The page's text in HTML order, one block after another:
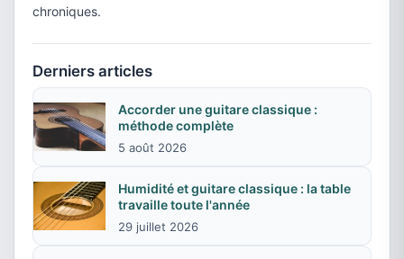
chroniques.
Derniers articles
Accorder une guitare classique :
méthode complète
5 août 2026
Humidité et guitare classique : la table
travaille toute l'année
29 juillet 2026